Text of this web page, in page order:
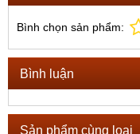
Bình chọn sản phẩm:
Bình luận
Sản phẩm cùng loại